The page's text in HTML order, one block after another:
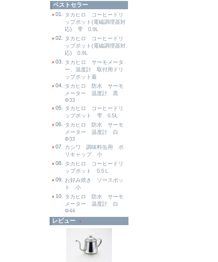
ベストセラー
01.
タカヒロ コーヒードリ
ップポット(電磁調理器対
応) 雫 0.9L
02.
タカヒロ コーヒードリ
ップポット(電磁調理器対
応) 0.9L
03.
タカヒロ サーモメータ
ー、温度計 取付用ドリ
ップポット蓋
04.
タカヒロ 防水 サーモ
メーター 温度計 黒
Φ33
05.
タカヒロ コーヒードリ
ップポット 雫 0.5L
06.
タカヒロ 防水 サーモ
メーター 温度計 白
Φ33
07.
カシワ 調味料缶用 ポ
リキャップ 小
08.
タカヒロ コーヒードリ
ップポット 0.5Ｌ
09.
お好み焼き ソースポッ
ト 小
10.
タカヒロ 防水 サーモ
メーター 温度計 白
Φ44
レビュー